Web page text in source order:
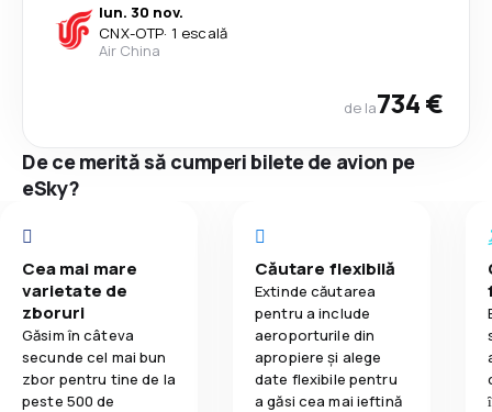
lun. 30 nov.
CNX-OTP· 1 escală
Air China
de la734 €
De ce merită să cumperi bilete de avion pe
eSky?
Cea mai mare
varietate de
zboruri
Găsim în câteva
secunde cel mai bun
zbor pentru tine de la
peste 500 de
Căutare flexibilă
Extinde căutarea
pentru a include
aeroporturile din
apropiere și alege
date flexibile pentru
a găsi cea mai ieftină